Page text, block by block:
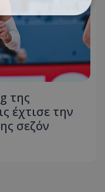
της
έχτισε την
σεζόν